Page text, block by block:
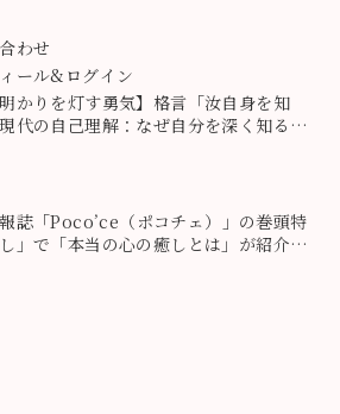
わせ
ール&ログイン
明かりを灯す勇気】格言「汝自身を知
代の自己理解：なぜ自分を深く知るこ
誌「Poco’ce（ポコチェ）」の巻頭特
」で「本当の心の癒しとは」が紹介さ